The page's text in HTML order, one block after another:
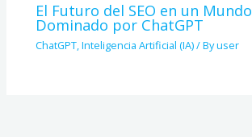
El Futuro del SEO en un Mundo
Dominado por ChatGPT
ChatGPT,Inteligencia Artificial (IA)/ Byuser